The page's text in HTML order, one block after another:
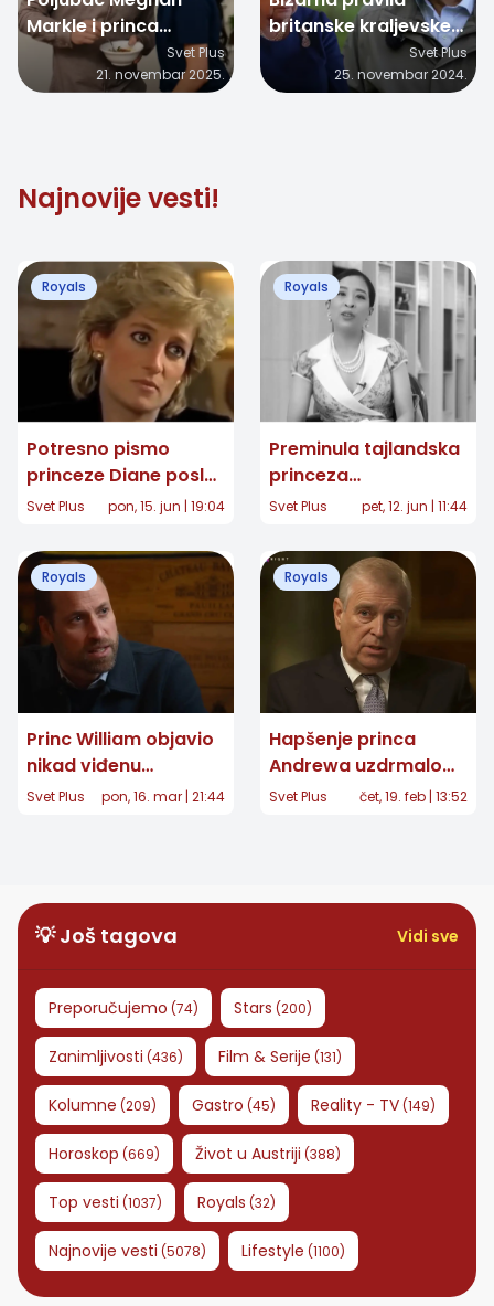
Markle i princa
Harrya oduševio
gledaoce
Svet Plus
21. novembar 2025.
britanske kraljevske
porodice
Svet Plus
25. novembar 2024.
Najnovije vesti!
Royals
Potresno pismo
princeze Diane posle
30 godina: Otkrivena
želja za sinove
Svet Plus pon, 15. jun | 19:04
Royals
Preminula tajlandska
princeza
Bajrakitiyabha u 47.
Svet Plus pet, 12. jun | 11:44
Royals
Princ William objavio
nikad viđenu
fotografiju princeze
Svet Plus pon, 16. mar | 21:44
Royals
Hapšenje princa
Andrewa uzdrmalo
Britaniju - istraga u
Svet Plus čet, 19. feb | 13:52
💡 Još tagova Vidi sve
Preporučujemo (74) Stars (200)
Zanimljivosti (436) Film & Serije (131)
Kolumne (209) Gastro (45) Reality - TV(149)
Horoskop (669) Život u Austriji (388)
Top vesti (1037) Royals (32)
Najnovije vesti (5078) Lifestyle (1100)